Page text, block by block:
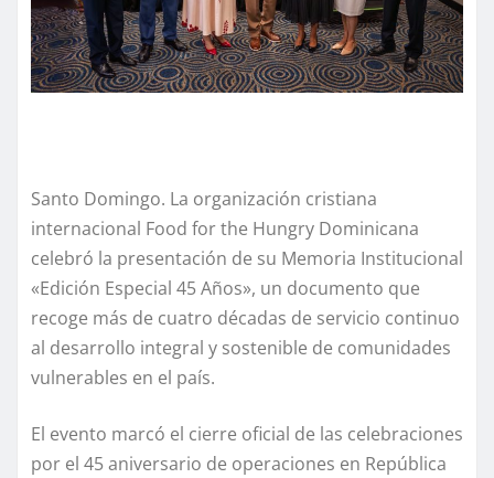
Santo Domingo. La organización cristiana
internacional Food for the Hungry Dominicana
celebró la presentación de su Memoria Institucional
«Edición Especial 45 Años», un documento que
recoge más de cuatro décadas de servicio continuo
al desarrollo integral y sostenible de comunidades
vulnerables en el país.
El evento marcó el cierre oficial de las celebraciones
por el 45 aniversario de operaciones en República